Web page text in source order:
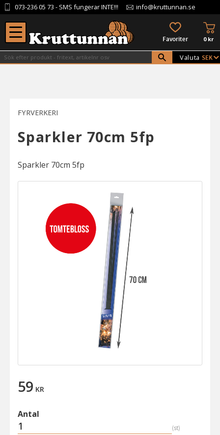
Meny
073-236 05 73 - SMS fungerar INTE!!! info@kruttunnan.se
FAVORITER 0kr
Valuta
FYRVERKERI
Sparkler 70cm 5fp
Sparkler 70cm 5fp
59 KR
Antal
st